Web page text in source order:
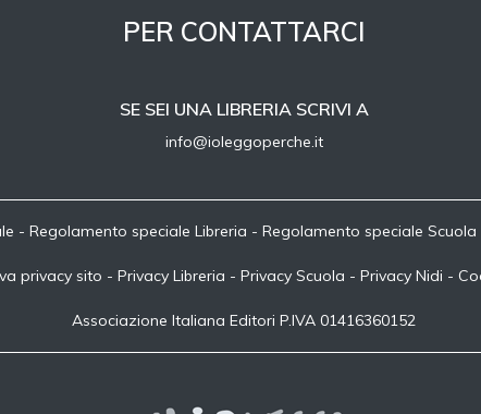
PER CONTATTARCI
SE SEI UNA LIBRERIA SCRIVI A
info@ioleggoperche.it
- Regolamento speciale Libreria - Regolamento speciale Scuola
privacy sito - Privacy Libreria - Privacy Scuola - Privacy Nidi -
Associazione Italiana Editori P.IVA 01416360152